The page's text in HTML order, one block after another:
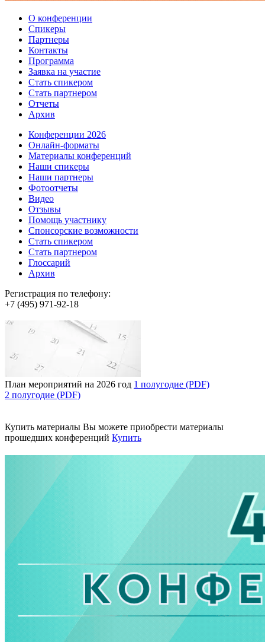
О конференции
Спикеры
Партнеры
Контакты
Программа
Заявка на участие
Стать спикером
Стать партнером
Отчеты
Архив
Конференции 2026
Онлайн-форматы
Материалы конференций
Наши спикеры
Наши партнеры
Фотоотчеты
Видео
Отзывы
Помощь участнику
Спонсорские возможности
Стать спикером
Стать партнером
Глоссарий
Архив
Регистрация по телефону:
+7 (495) 971-92-18
План мероприятий на 2026 год 1 полугодие (PDF)
2 полугодие (PDF)
Купить материалы Вы можете приобрести материалы
прошедших конференций Купить